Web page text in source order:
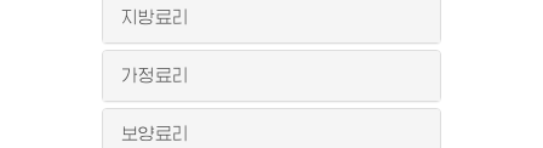
지방료리
가정료리
보양료리